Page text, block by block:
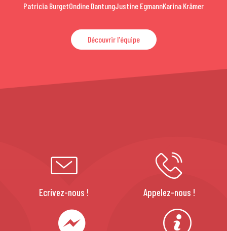
Patricia BurgetOndine DantungJustine EgmannKarina Krämer
Découvrir l'équipe
Ecrivez-nous ! Appelez-nous !